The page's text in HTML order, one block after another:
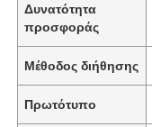
Δυνατότητα
προσφοράς
Μέθοδος διήθησης
Πρωτότυπο